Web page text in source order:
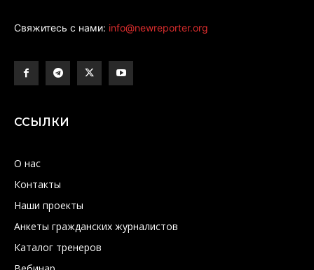
Свяжитесь с нами: info@newreporter.org
ССЫЛКИ
О нас
Контакты
Наши проекты
Анкеты гражданских журналистов
Каталог тренеров